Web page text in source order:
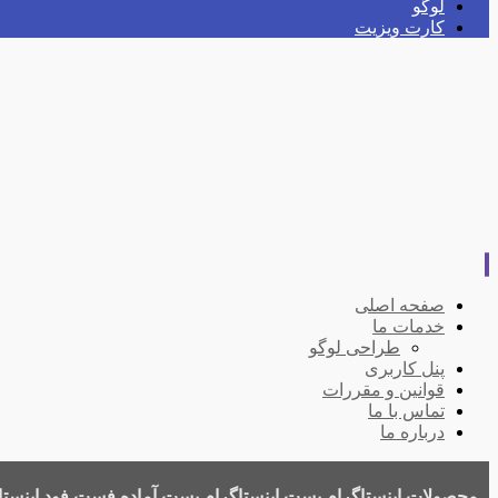
لوگو
کارت ویزیت
صفحه اصلی
خدمات ما
طراحی لوگو
پنل کاربری
قوانین و مقررات
تماس با ما
درباره ما